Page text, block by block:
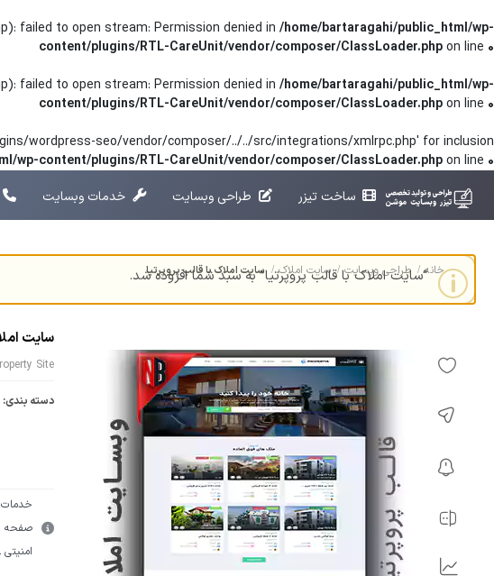
failed to open stream: Permission denied in /home/bartaragahi/public_html/wp-
content/plugins/RTL-CareUnit/vendor/composer/ClassLoader.phpon line 0
failed to open stream: Permission denied in /home/bartaragahi/public_html/wp-
content/plugins/RTL-CareUnit/vendor/composer/ClassLoader.phpon line 0
wordpress-seo/vendor/composer/../../src/integrations/xmlrpc.php' for inclusion
wp-content/plugins/RTL-CareUnit/vendor/composer/ClassLoader.phpon line 0
ساخت تیزر
طراحی وبسایت خدمات وبسایت
خانه طراحی وبسایت سایت املاک سایت املاک با قالب پروپرتیا
“سایت املاک با قالب پروپرتیا” به سبد شما افزوده شد.
سایت
Site
دسته بندی:
خدمات
امنیتی SSL ، واکنشگرا (نمایش در کامپیوتر متفاوت از موبایل)